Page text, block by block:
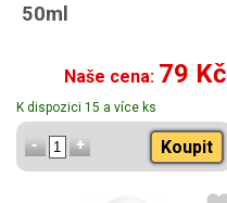
50ml
Naše cena: 79 Kč
K dispozici 15 a více ks
Koupit